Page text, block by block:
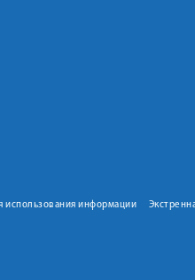
использования информации